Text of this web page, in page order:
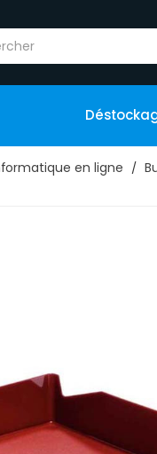
en ligne